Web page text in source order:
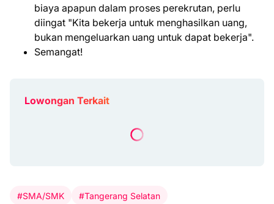
biaya apapun dalam proses perekrutan, perlu
diingat "Kita bekerja untuk menghasilkan uang,
bukan mengeluarkan uang untuk dapat bekerja".
Semangat!
Lowongan Terkait
#SMA/SMK #Tangerang Selatan